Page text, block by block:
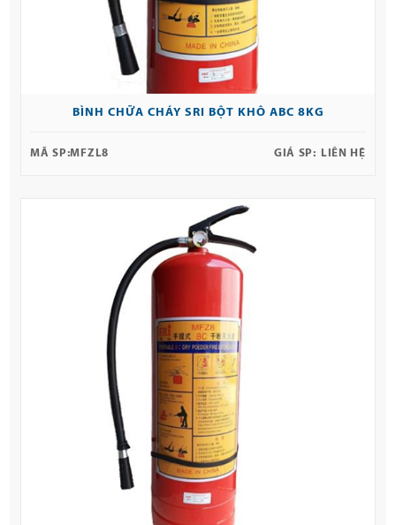
BÌNH CHỮA CHÁY SRI BỘT KHÔ ABC 8KG
MÃ SP:MFZL8 GIÁ SP: LIÊN HỆ